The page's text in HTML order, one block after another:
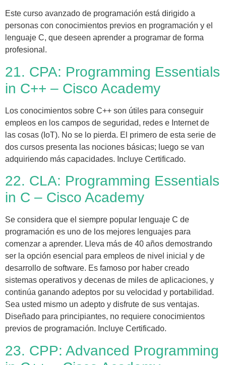
Este curso avanzado de programación está dirigido a
personas con conocimientos previos en programación y el
lenguaje C, que deseen aprender a programar de forma
profesional.
21. CPA: Programming Essentials
in C++ – Cisco Academy
Los conocimientos sobre C++ son útiles para conseguir
empleos en los campos de seguridad, redes e Internet de
las cosas (IoT). No se lo pierda. El primero de esta serie de
dos cursos presenta las nociones básicas; luego se van
adquiriendo más capacidades. Incluye Certificado.
22. CLA: Programming Essentials
in C – Cisco Academy
Se considera que el siempre popular lenguaje C de
programación es uno de los mejores lenguajes para
comenzar a aprender. Lleva más de 40 años demostrando
ser la opción esencial para empleos de nivel inicial y de
desarrollo de software. Es famoso por haber creado
sistemas operativos y decenas de miles de aplicaciones, y
continúa ganando adeptos por su velocidad y portabilidad.
Sea usted mismo un adepto y disfrute de sus ventajas.
Diseñado para principiantes, no requiere conocimientos
previos de programación. Incluye Certificado.
23. CPP: Advanced Programming